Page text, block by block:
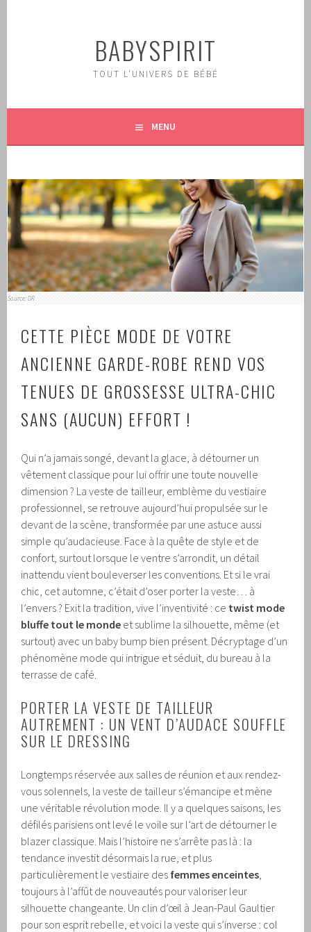
BABYSPIRIT
TOUT L'UNIVERS DE BÉBÉ
MENU
Source: DR
CETTE PIÈCE MODE DE VOTRE
ANCIENNE GARDE-ROBE REND VOS
TENUES DE GROSSESSE ULTRA-CHIC
SANS (AUCUN) EFFORT !
Qui n’a jamais songé, devant la glace, à détourner un
vêtement classique pour lui offrir une toute nouvelle
dimension ? La veste de tailleur, emblème du vestiaire
professionnel, se retrouve aujourd’hui propulsée sur le
devant de la scène, transformée par une astuce aussi
simple qu’audacieuse. Face à la quête de style et de
confort, surtout lorsque le ventre s’arrondit, un détail
inattendu vient bouleverser les conventions. Et si le vrai
chic, cet automne, c’était d’oser porter la veste… à
l’envers ? Exit la tradition, vive l’inventivité : ce twist mode
bluffe tout le monde et sublime la silhouette, même (et
surtout) avec un baby bump bien présent. Décryptage d’un
phénomène mode qui intrigue et séduit, du bureau à la
terrasse de café.
PORTER LA VESTE DE TAILLEUR
AUTREMENT : UN VENT D’AUDACE SOUFFLE
SUR LE DRESSING
Longtemps réservée aux salles de réunion et aux rendez-
vous solennels, la veste de tailleur s’émancipe et mène
une véritable révolution mode. Il y a quelques saisons, les
défilés parisiens ont levé le voile sur l’art de détourner le
blazer classique. Mais l’histoire ne s’arrête pas là : la
tendance investit désormais la rue, et plus
particulièrement le vestiaire des femmes enceintes
toujours à l’affût de nouveautés pour valoriser leur
silhouette changeante. Un clin d’œil à Jean-Paul Gaultier
pour son esprit rebelle, et voici la veste qui s’inverse : col